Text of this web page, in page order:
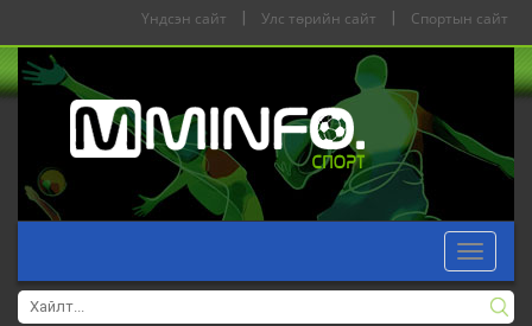
Үндсэн сайт Улс төрийн сайт Спортын сайт
Toggle